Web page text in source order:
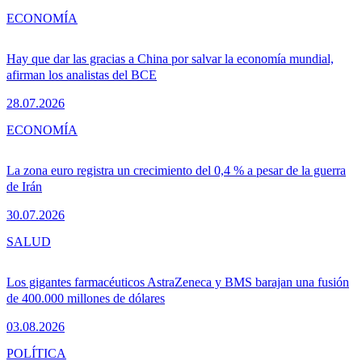
Hay que dar las gracias a China por salvar la economía mundial,
afirman los analistas del BCE
28.07.2026
ECONOMÍA
La zona euro registra un crecimiento del 0,4 % a pesar de la guerra
de Irán
30.07.2026
ECONOMÍA
Los gigantes farmacéuticos AstraZeneca y BMS barajan una fusión
de 400.000 millones de dólares
03.08.2026
SALUD
POLÍTICA